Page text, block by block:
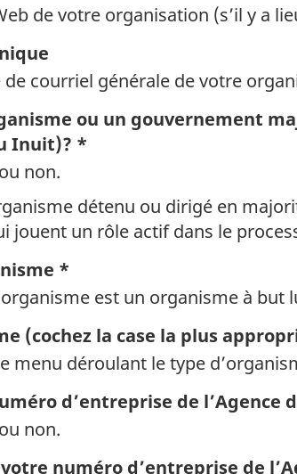
de votre organisation (s’il y a
de courriel générale de votre
ou un gouvernement
Inuit)? *
non.
détenu ou dirigé en
jouent un rôle actif dans le
*
est un organisme à
(cochez la case la plus
menu déroulant le type
d’entreprise de l’Agence
non.
numéro d’entreprise de